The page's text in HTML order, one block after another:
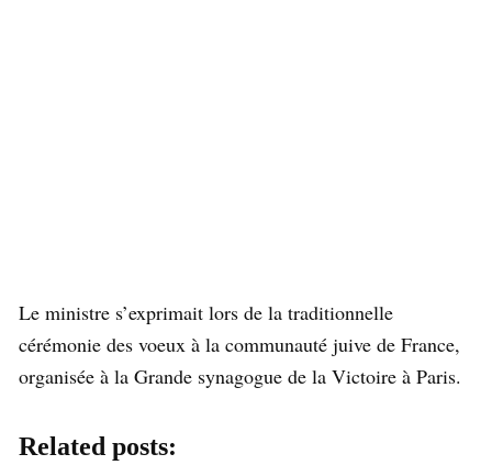
Le ministre s’exprimait lors de la traditionnelle
cérémonie des voeux à la communauté juive de France,
organisée à la Grande synagogue de la Victoire à Paris.
Related posts: